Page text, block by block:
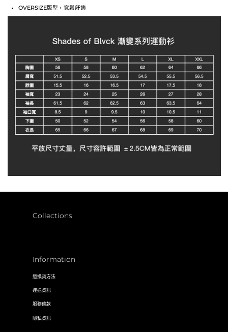
OVERSIZE版型，寬鬆舒適
Collections
Information
退換貨方法
運送資訊
服務條款
隱私資訊